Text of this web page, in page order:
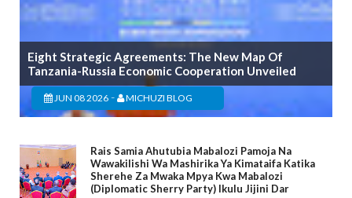
Eight Strategic Agreements: The New Map Of
Tanzania-Russia Economic Cooperation Unveiled
JUN 08 2026 - MICHUZI BLOG
Rais Samia Ahutubia Mabalozi Pamoja Na
Wawakilishi Wa Mashirika Ya Kimataifa Katika
Sherehe Za Mwaka Mpya Kwa Mabalozi
(Diplomatic Sherry Party) Ikulu Jijini Dar